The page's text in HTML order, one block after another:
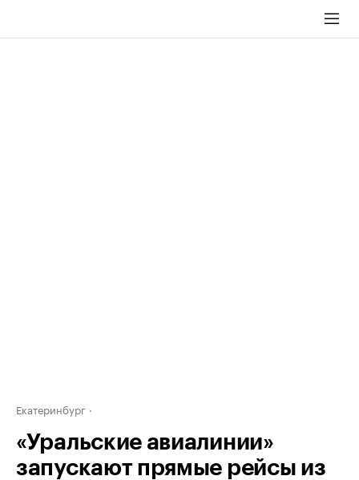
Екатеринбург
«Уральские авиалинии»
запускают прямые рейсы из